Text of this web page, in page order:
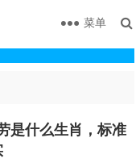
菜单
是什么生肖，标准